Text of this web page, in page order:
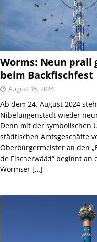
Worms: Neun prall
beim Backfischfest
August 15, 2024
Ab dem 24. August 2024
Nibelungenstadt wieder
Denn mit der symbolischen
städtischen Amtsgeschäfte
Oberbürgermeister an den
de Fischerwääd“ beginnt an
Wormser […]